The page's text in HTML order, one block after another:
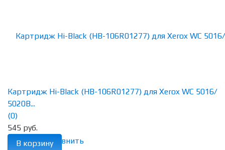
избранное сравнить
Картридж Hi-Black (HB-106R01277) для Xerox WC 5016/
5020B...
(0)
545 руб.
В корзину